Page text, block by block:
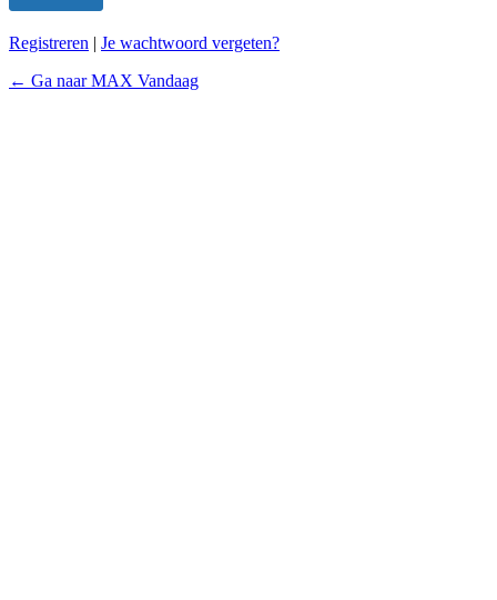
Registreren | Je wachtwoord vergeten?
← Ga naar MAX Vandaag